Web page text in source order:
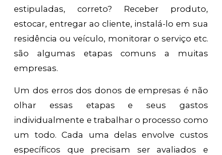
estipuladas, correto? Receber produto,
estocar, entregar ao cliente, instalá-lo em sua
residência ou veículo, monitorar o serviço etc.
são algumas etapas comuns a muitas
empresas.
Um dos erros dos donos de empresas é não
olhar essas etapas e seus gastos
individualmente e trabalhar o processo como
um todo. Cada uma delas envolve custos
específicos que precisam ser avaliados e